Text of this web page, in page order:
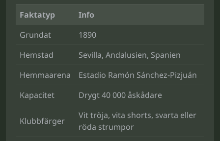
Faktatyp
Info
Grundat
1890
Hemstad
Sevilla, Andalusien, Spanien
Hemmaarena
Estadio Ramón Sánchez-Pizjuán
Kapacitet
Drygt 40 000 åskådare
Klubbfärger
Vit tröja, vita shorts, svarta eller
röda strumpor